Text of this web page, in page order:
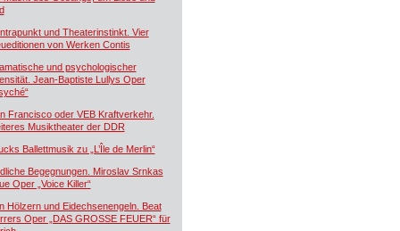
und Theaterinstinkt. Vier
von Werken Contis
und psychologischer
Jean-Baptiste Lullys Oper
Francisco oder VEB Kraftverkehr.
Musiktheater der DDR
Ballettmusik zu „L’Île de Merlin“
Begegnungen. Miroslav Srnkas
Oper „Voice Killer“
Hölzern und Eidechsenengeln. Beat
Oper „DAS GROSSE FEUER“ für